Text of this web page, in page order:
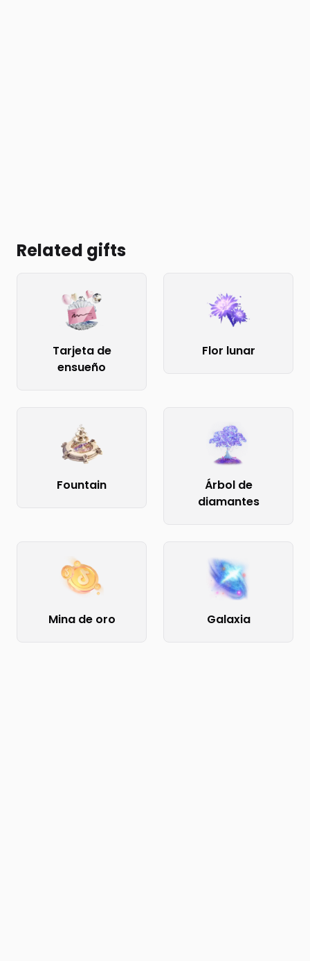
Related gifts
Tarjeta de
ensueño
Flor lunar
Fountain
Árbol de
diamantes
Mina de oro Galaxia